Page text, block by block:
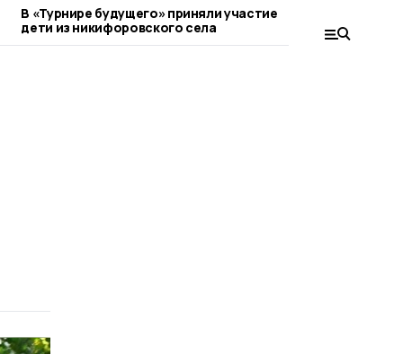
В «Турнире будущего» приняли участие
дети из никифоровского села
чемпионата